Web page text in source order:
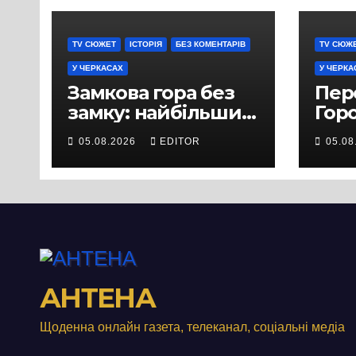
TV СЮЖЕТ ІСТОРІЯ БЕЗ КОМЕНТАРІВ
У ЧЕРКАСАХ
Замкова гора без
замку: найбільший
історичний міф
Черкас
05.08.2026 EDITOR
TV
У
АНТЕНА
Щоденна онлайн газета, телеканал, соціальні медіа